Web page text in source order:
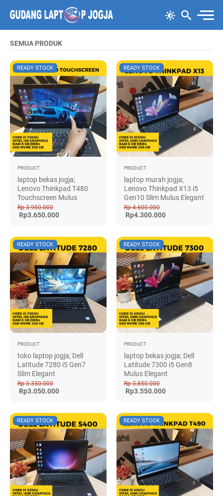
SEMUA PRODUK
PRODUCT
laptop bekas jogja;
Lenovo Thinkpad T480
Touchscreen Mulus
Rp 3.950.000
Rp3.650.000
READY STOCK
PRODUCT
laptop murah jogja;
Lenovo Thinkpad X13 i5
Gen10 Slim Mulus Elegant
Rp 4.600.000
Rp4.300.000
READY STOCK
PRODUCT
toko laptop jogja; Dell
Latitude 7280 i5 Gen7
Slim Elegant
Rp 3.350.000
Rp3.050.000
READY STOCK
PRODUCT
laptop bekas jogja; Dell
Latitude 7300 i5 Gen8
Mulus Elegant
Rp 3.850.000
Rp3.550.000
READY STOCK
READY STOCK READY STOCK